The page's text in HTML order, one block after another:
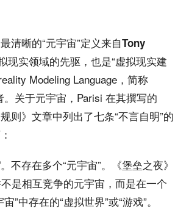
清晰的“元宇宙”定义来自Tony
现实领域的先驱，也是“虚拟现实建
Modeling Language，简称
关于元宇宙，Parisi 在其撰写的
则》文章中列出了七条“不言自明”的
。不存在多个“元宇宙”。《堡垒之夜》
是相互竞争的元宇宙，而是在一个
”中存在的“虚拟世界”或“游戏”。